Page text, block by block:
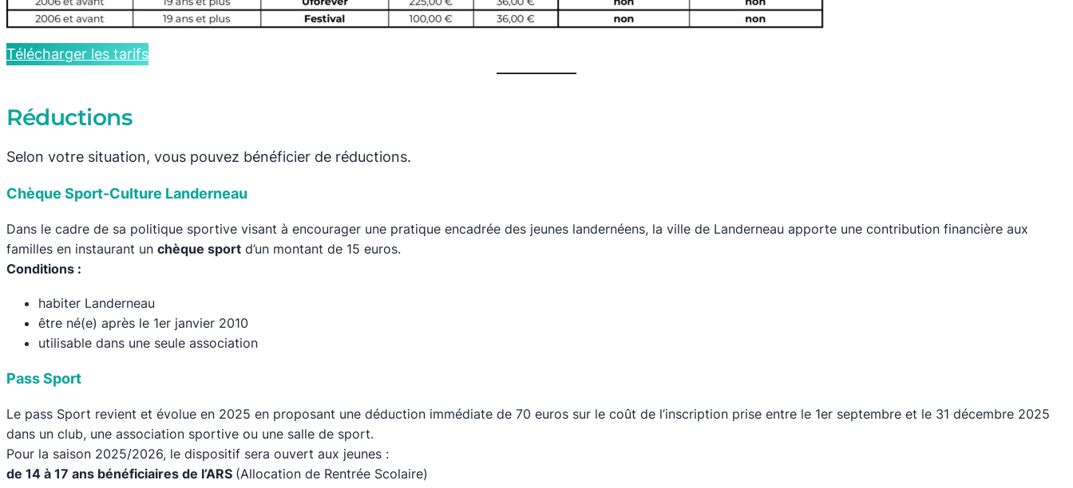
Télécharger les tarifs
Réductions
Selon votre situation, vous pouvez bénéficier de réductions.
Chèque Sport-Culture Landerneau
Dans le cadre de sa politique sportive visant à encourager une pratique encadrée des jeunes landernéens, la ville de Landerneau apporte une contribution financière aux
familles en instaurant un chèque sport d’un montant de 15 euros.
Conditions :
habiter Landerneau
être né(e) après le 1er janvier 2010
utilisable dans une seule association
Pass Sport
Le pass Sport revient et évolue en 2025 en proposant une déduction immédiate de 70 euros sur le coût de l’inscription prise entre le 1er septembre et le 31 décembre 2025
dans un club, une association sportive ou une salle de sport.
Pour la saison 2025/2026, le dispositif sera ouvert aux jeunes :
de 14 à 17 ans bénéficiaires de l’ARS (Allocation de Rentrée Scolaire)